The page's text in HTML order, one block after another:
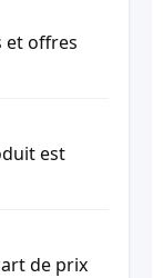
et offres
est
de prix